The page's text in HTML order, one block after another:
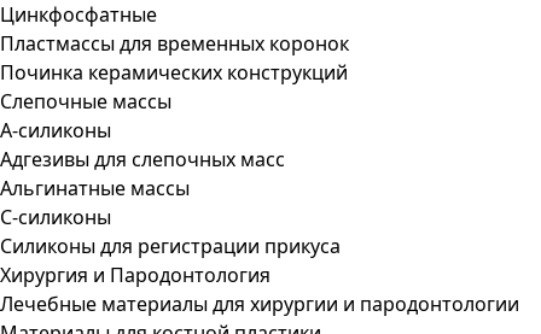
Цинкфосфатные
Пластмассы для временных коронок
Починка керамических конструкций
Слепочные массы
А-силиконы
Адгезивы для слепочных масс
Альгинатные массы
С-силиконы
Силиконы для регистрации прикуса
Хирургия и Пародонтология
Лечебные материалы для хирургии и пародонтологии